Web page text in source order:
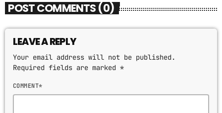
POST COMMENTS (0)
LEAVE A REPLY
Your email address will not be published.
Required fields are marked *
COMMENT*